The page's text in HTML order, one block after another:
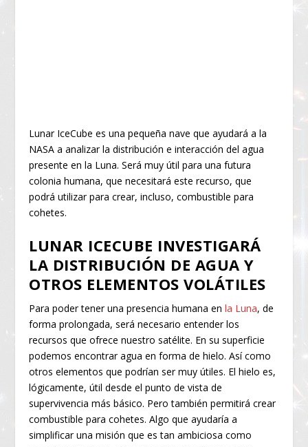
Lunar IceCube es una pequeña nave que ayudará a la
NASA a analizar la distribución e interacción del agua
presente en la Luna. Será muy útil para una futura
colonia humana, que necesitará este recurso, que
podrá utilizar para crear, incluso, combustible para
cohetes.
LUNAR ICECUBE INVESTIGARÁ
LA DISTRIBUCIÓN DE AGUA Y
OTROS ELEMENTOS VOLÁTILES
Para poder tener una presencia humana enla Luna, de
forma prolongada, será necesario entender los
recursos que ofrece nuestro satélite. En su superficie
podemos encontrar agua en forma de hielo. Así como
otros elementos que podrían ser muy útiles. El hielo es,
lógicamente, útil desde el punto de vista de
supervivencia más básico. Pero también permitirá crear
combustible para cohetes. Algo que ayudaría a
simplificar una misión que es tan ambiciosa como